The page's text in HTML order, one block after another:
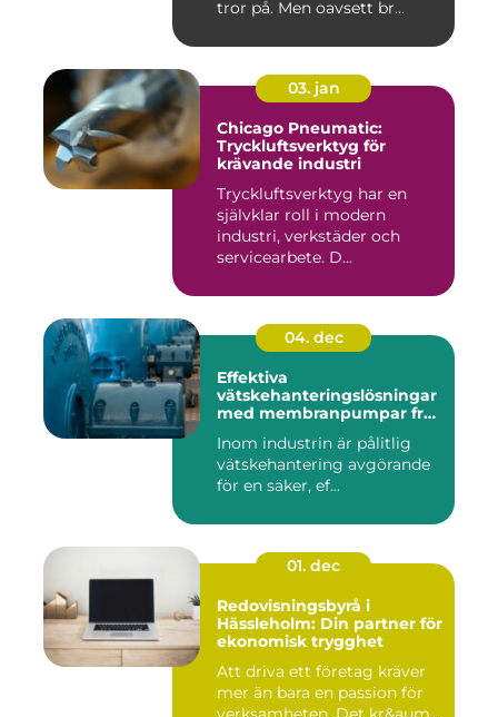
tror på. Men oavsett br...
03. jan
Chicago Pneumatic:
Tryckluftsverktyg för
krävande industri
Tryckluftsverktyg har en
självklar roll i modern
industri, verkstäder och
servicearbete. D...
04. dec
Effektiva
vätskehanteringslösningar
med membranpumpar från
Inom industrin är pålitlig
vätskehantering avgörande
för en säker, ef...
01. dec
Redovisningsbyrå i
Hässleholm: Din partner för
ekonomisk trygghet
Att driva ett företag kräver
mer än bara en passion för